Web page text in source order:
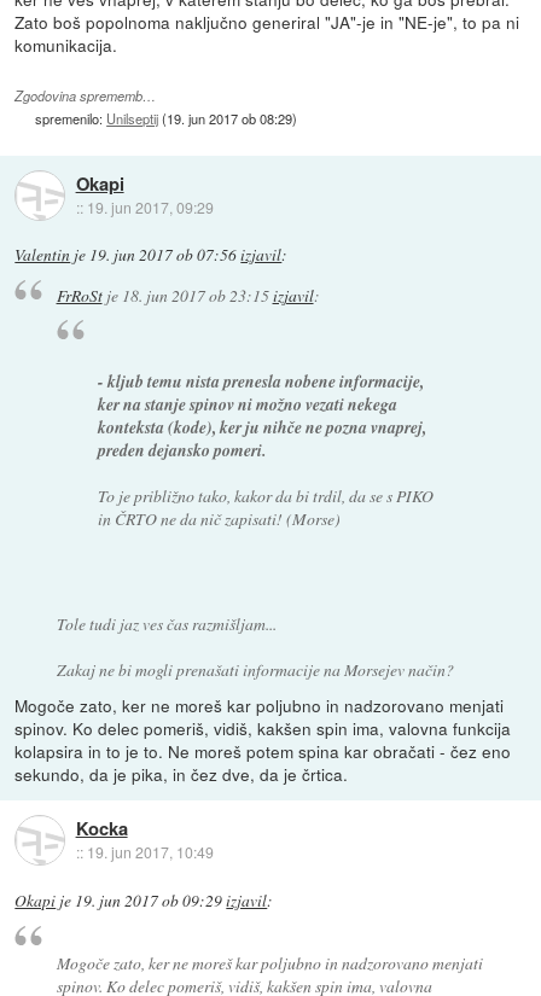
Zato boš popolnoma naključno generiral "JA"-je in "NE-je", to pa ni
komunikacija.
Zgodovina sprememb…
spremenilo: Unilseptij(19. jun 2017 ob 08:29)
Okapi
:: 19. jun 2017, 09:29
Valentin je 19. jun 2017 ob 07:56izjavil:
FrRoStje 18. jun 2017 ob 23:15izjavil:
- kljub temu nista prenesla nobene informacije,
ker na stanje spinov ni možno vezati nekega
konteksta (kode), ker ju nihče ne pozna vnaprej,
preden dejansko pomeri.
To je približno tako, kakor da bi trdil, da se s PIKO
in ČRTO ne da nič zapisati! (Morse)
Tole tudi jaz ves čas razmišljam...
Zakaj ne bi mogli prenašati informacije na Morsejev način?
Mogoče zato, ker ne moreš kar poljubno in nadzorovano menjati
spinov. Ko delec pomeriš, vidiš, kakšen spin ima, valovna funkcija
kolapsira in to je to. Ne moreš potem spina kar obračati - čez eno
sekundo, da je pika, in čez dve, da je črtica.
Kocka
:: 19. jun 2017, 10:49
Okapi je 19. jun 2017 ob 09:29izjavil:
Mogoče zato, ker ne moreš kar poljubno in nadzorovano menjati
spinov. Ko delec pomeriš, vidiš, kakšen spin ima, valovna